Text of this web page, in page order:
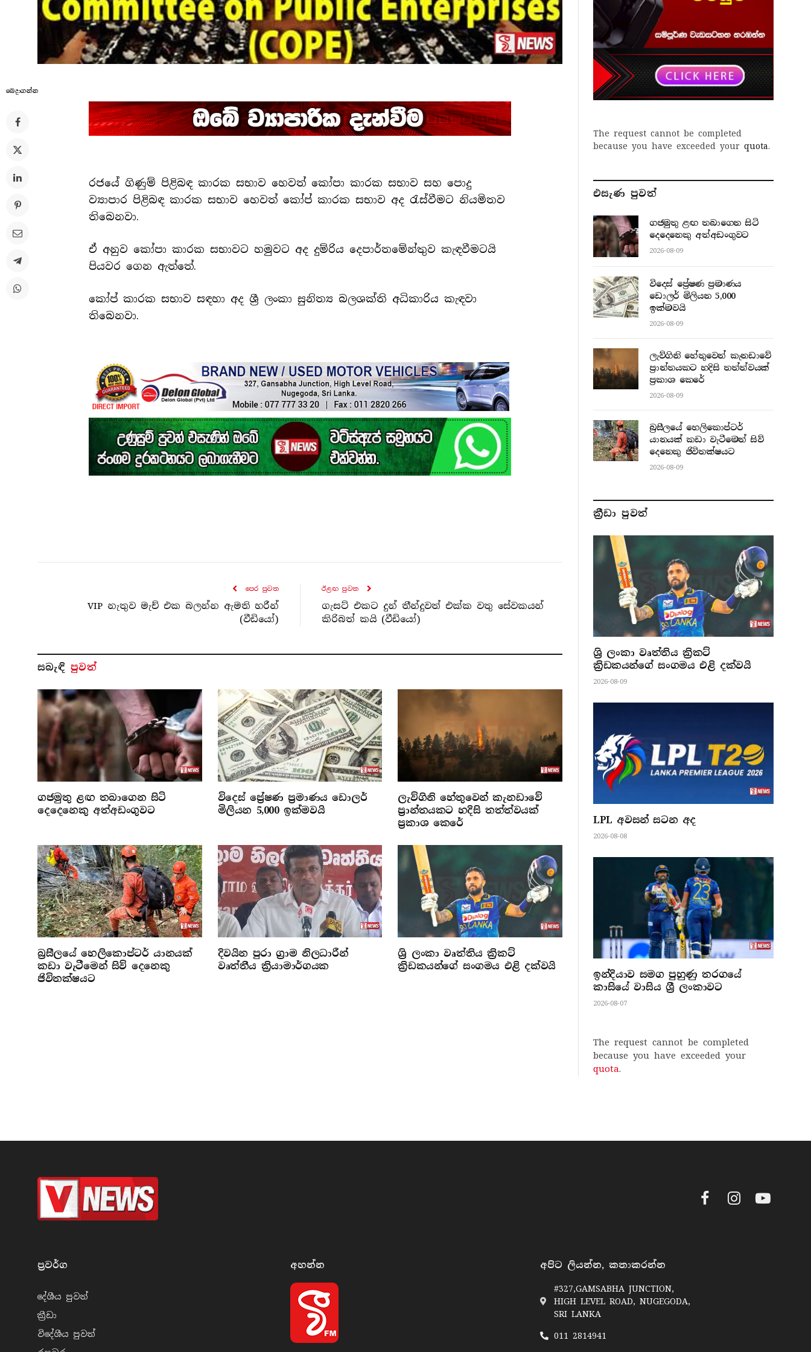
බෙදාගන්​න
රජයේ ගිණුම් පිළිබඳ කාරක සභාව හෙවත් කෝපා කාරක සභාව සහ පොදු
ව්‍යාපාර පිළිබඳ කාරක සභාව හෙවත් කෝප් කාරක සභාව අද රැස්වීමට නියමිතව
තිබෙනවා.
ඒ අනුව කෝපා කාරක සභාවට හමුවට අද දුම්රිය දෙපාර්තමේන්තුව කැඳවීමටයි
පියවර ගෙන ඇත්තේ.
කෝප් කාරක සභාව සඳහා අද ශ්‍රී ලංකා සුනිත්‍ය බලශක්ති අධිකාරිය කැඳවා
තිබෙනවා.
පෙර පුව​ත
VIP නැතුව මැච් එක බලන්න ඇමති හරීන්
(වීඩියෝ)
ඊළඟ පුව​ත
ගැසට් එකට දුන් තීන්දුවත් එක්ක වතු සේවකයන්
කිරිබත් කයි (වීඩියෝ)
සබැ​ඳි පුවත්
ගජමුතු ළඟ තබාගෙන සිටි
දෙදෙනෙකු අත්අඩංගුවට
විදෙස් ප්‍රේෂණ ප්‍රමාණය ඩොලර්
මිලියන 5,000 ඉක්මවයි
ලැව්ගිනි හේතුවෙන් කැනඩාවේ
ප්‍රාන්තයකට හදිසි තත්ත්වයක්
ප්‍රකාශ කෙරේ
බ්‍රසීලයේ හෙලිකොප්ටර් යානයක්
කඩා වැටීමෙන් සිව් දෙනෙකු
ජිවිතක්ෂයට
දිවයින පුරා ග්‍රාම නිලධාරීන්
වෘත්තීය ක්‍රියාමාර්ගයක
ශ්‍රි ලංකා වෘත්තිය ක්‍රිකට්
ක්‍රිඩකයන්ගේ සංගමය එළි දක්වයි
The request cannot be completed
because you have exceeded your quota.
එසැණ පුව​ත්
ගජමුතු ළඟ තබාගෙන සිටි
දෙදෙනෙකු අත්අඩංගුවට
2026-08-09
විදෙස් ප්‍රේෂණ ප්‍රමාණය
ඩොලර් මිලියන 5,000
ඉක්මවයි
2026-08-09
ලැව්ගිනි හේතුවෙන් කැනඩාවේ
ප්‍රාන්තයකට හදිසි තත්ත්වයක්
ප්‍රකාශ කෙරේ
2026-08-09
බ්‍රසීලයේ හෙලිකොප්ටර්
යානයක් කඩා වැටීමෙන් සිව්
දෙනෙකු ජිවිතක්ෂයට
2026-08-09
ක්‍රීඩා පුවත්
ශ්‍රි ලංකා වෘත්තිය ක්‍රිකට්
ක්‍රිඩකයන්ගේ සංගමය එළි දක්වයි
2026-08-09
LPL අවසන් සටන අද
2026-08-08
ඉන්දියාව සමග පුහුණු තරගයේ
කාසියේ වාසිය ශ්‍රී ලංකාවට
2026-08-07
The request cannot be completed
because you have exceeded your
quota.
FacebookInstagramYouTube
ප්‍රවර්​ග
දේශීය පුව​ත්
ක්‍රී​ඩා
විදේශීය පුව​ත්
අහන්​න අපිට ලියන්න, කතාකරන්න
#327,GAMSABHA JUNCTION,
HIGH LEVEL ROAD, NUGEGODA,
SRI LANKA
011 2814941